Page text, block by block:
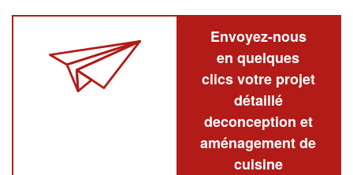
Envoyez-nous
en quelques
clics votre projet
détaillé
deconception et
aménagement de
cuisine